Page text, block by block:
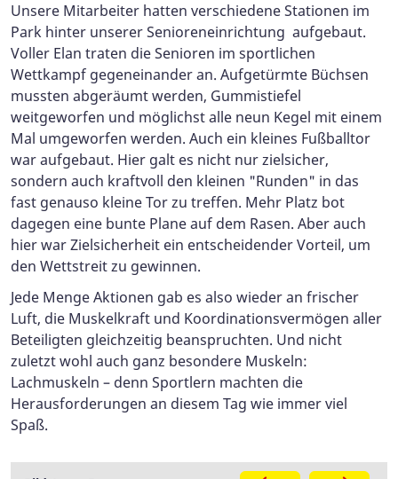
Unsere Mitarbeiter hatten verschiedene Stationen im
Park hinter unserer Senioreneinrichtung aufgebaut.
Voller Elan traten die Senioren im sportlichen
Wettkampf gegeneinander an. Aufgetürmte Büchsen
mussten abgeräumt werden, Gummistiefel
weitgeworfen und möglichst alle neun Kegel mit einem
Mal umgeworfen werden. Auch ein kleines Fußballtor
war aufgebaut. Hier galt es nicht nur zielsicher,
sondern auch kraftvoll den kleinen "Runden" in das
fast genauso kleine Tor zu treffen. Mehr Platz bot
dagegen eine bunte Plane auf dem Rasen. Aber auch
hier war Zielsicherheit ein entscheidender Vorteil, um
den Wettstreit zu gewinnen.
Jede Menge Aktionen gab es also wieder an frischer
Luft, die Muskelkraft und Koordinationsvermögen aller
Beteiligten gleichzeitig beanspruchten. Und nicht
zuletzt wohl auch ganz besondere Muskeln:
Lachmuskeln – denn Sportlern machten die
Herausforderungen an diesem Tag wie immer viel
Spaß.